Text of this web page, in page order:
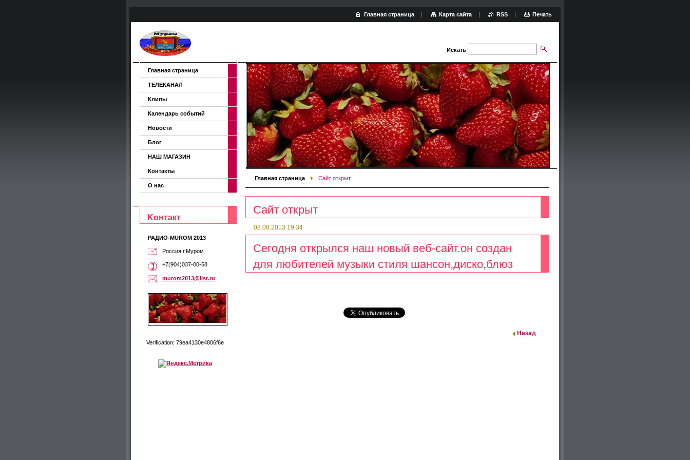
Искать
Главная страница Сайт открыт
Сайт открыт
08.08.2013 19:34
Сегодня открылся наш новый веб-сайт.он создан
для любителей музыки стиля шансон,диско,блюз
Назад
Главная страница
ТЕЛЕКАНАЛ
Клипы
Календарь событий
Новости
Блог
НАШ МАГАЗИН
Контакты
О нас
Koнтакт
РАДИО-MUROM 2013
Россия,г.Муром
+7(904)037-00-58
murom2013@list.ru
Verification: 79ea4130e4806f6e
Главная страница Карта сайта RSS Печать